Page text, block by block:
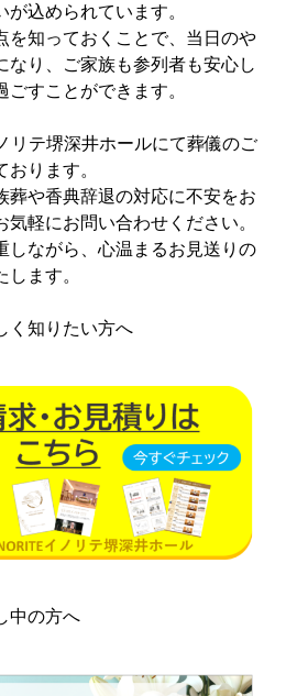
が込められています。
を知っておくことで、当日のや
なり、ご家族も参列者も安心し
すことができます。
リテ堺深井ホールにて葬儀のご
ります。
葬や香典辞退の対応に不安をお
軽にお問い合わせください。
しながら、心温まるお見送りの
ます。
く知りたい方へ
中の方へ